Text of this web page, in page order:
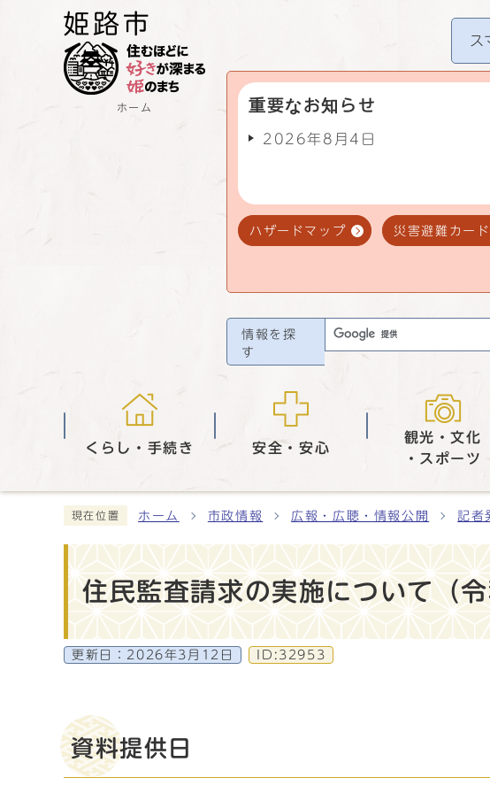
ホーム
ス
重要なお知らせ
2026年8月4日
ハザードマップ 災害避難カー
情報を探
す
くらし・手続き 安全・安心
観光・文化
・スポーツ
現在位置 ホーム 市政情報 広報・広聴・情報公開 記者
住民監査請求の実施について（
更新日： 2026年3月12日 ID:32953
資料提供日